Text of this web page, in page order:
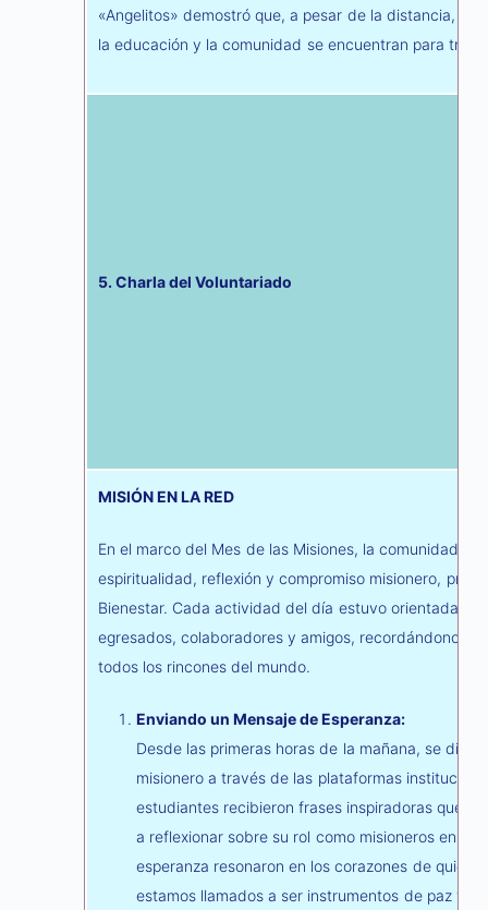
«Angelitos» demostró que, a pesar de la distancia,
la educación y la comunidad se encuentran para
5. Charla del Voluntariado
MISIÓN EN LA RED
En el marco del Mes de las Misiones, la comunidad y
espiritualidad, reflexión y compromiso misionero,
Bienestar. Cada actividad del día estuvo orientada a
egresados, colaboradores y amigos, recordándonos
todos los rincones del mundo.
Enviando un Mensaje de Esperanza:
Desde las primeras horas de la mañana, se
misionero a través de las plataformas
estudiantes recibieron frases inspiradoras que
a reflexionar sobre su rol como misioneros en la
esperanza resonaron en los corazones de
estamos llamados a ser instrumentos de paz y